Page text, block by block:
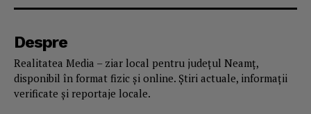
Despre
Realitatea Media – ziar local pentru județul Neamț,
disponibil în format fizic și online. Știri actuale, informații
verificate și reportaje locale.